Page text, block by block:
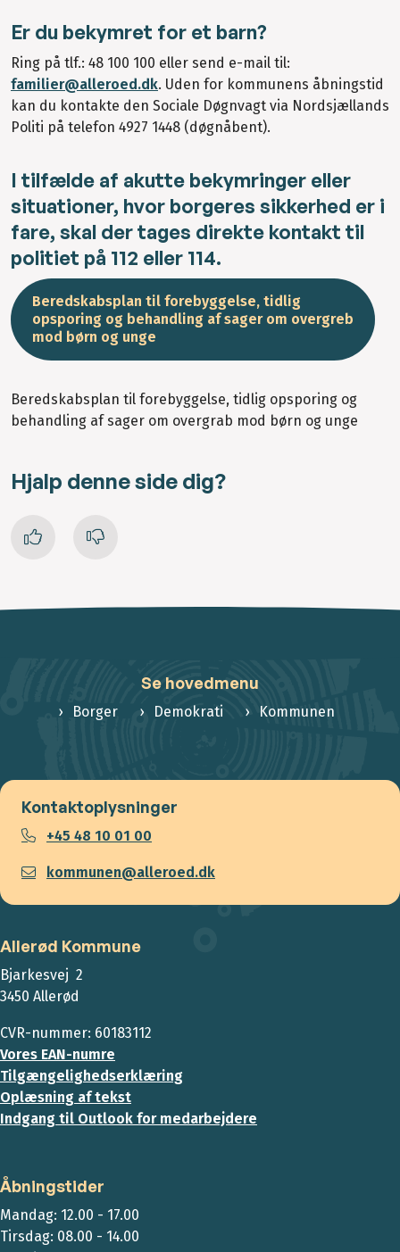
Er du bekymret for et barn?
Ring på tlf.: 48 100 100 eller send e-mail til:
familier@alleroed.dk. Uden for kommunens åbningstid
kan du kontakte den Sociale Døgnvagt via Nordsjællands
Politi på telefon 4927 1448 (døgnåbent).
I tilfælde af akutte bekymringer eller
situationer, hvor borgeres sikkerhed er i
fare, skal der tages direkte kontakt til
politiet på 112 eller 114.
Beredskabsplan til forebyggelse, tidlig
opsporing og behandling af sager om overgreb
mod børn og unge
Beredskabsplan til forebyggelse, tidlig opsporing og
behandling af sager om overgrab mod børn og unge
Hjalp denne side dig?
Se hovedmenu
Borger Demokrati Kommunen
Kontaktoplysninger
+45 48 10 01 00
kommunen@alleroed.dk
Allerød Kommune
Bjarkesvej 2
3450 Allerød
CVR-nummer: 60183112
Vores EAN-numre
Tilgængelighedserklæring
Oplæsning af tekst
Indgang til Outlook for medarbejdere
Åbningstider
Mandag: 12.00 - 17.00
Tirsdag: 08.00 - 14.00